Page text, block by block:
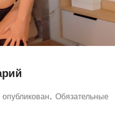
Обязательные